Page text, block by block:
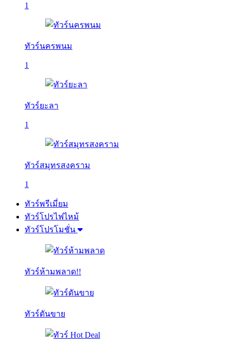
1
ทัวร์นครพนม
1
ทัวร์ยะลา
1
ทัวร์สมุทรสงคราม
1
ทัวร์พรีเมี่ยม
ทัวร์โปรไฟไหม้
ทัวร์โปรโมชั่น
ทัวร์ห้ามพลาด!!
ทัวร์ดันขาย